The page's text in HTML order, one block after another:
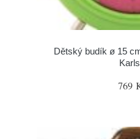
Dětský budík ø 15
769